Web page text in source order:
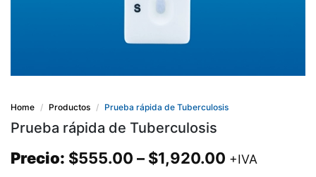
Home Productos Prueba rápida de Tuberculosis
Prueba rápida de Tuberculosis
Precio: $555.00 – $1,920.00 +IVA